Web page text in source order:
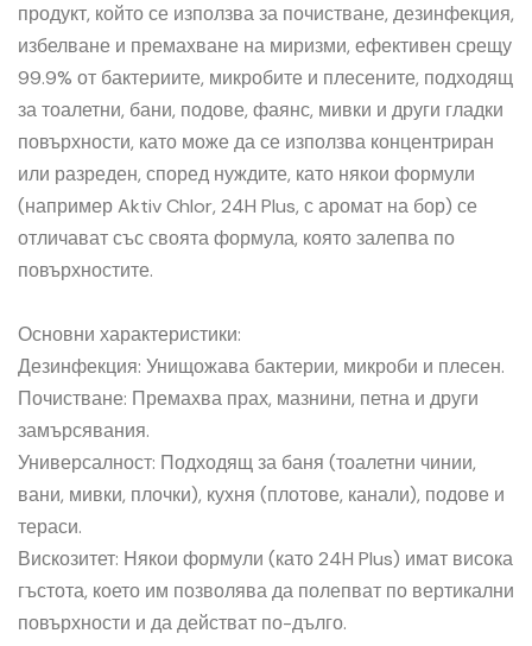
продукт, който се използва за почистване, дезинфекция,
избелване и премахване на миризми, ефективен срещу
99.9% от бактериите, микробите и плесените, подходящ
за тоалетни, бани, подове, фаянс, мивки и други гладки
повърхности, като може да се използва концентриран
или разреден, според нуждите, като някои формули
(например Aktiv Chlor, 24H Plus, с аромат на бор) се
отличават със своята формула, която залепва по
повърхностите.
Основни характеристики:
Дезинфекция: Унищожава бактерии, микроби и плесен.
Почистване: Премахва прах, мазнини, петна и други
замърсявания.
Универсалност: Подходящ за баня (тоалетни чинии,
вани, мивки, плочки), кухня (плотове, канали), подове и
тераси.
Вискозитет: Някои формули (като 24H Plus) имат висока
гъстота, което им позволява да полепват по вертикални
повърхности и да действат по-дълго.